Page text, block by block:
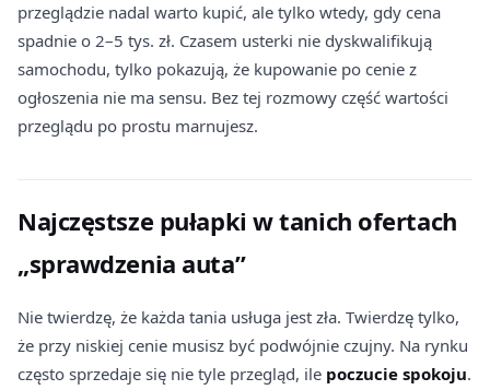
przeglądzie nadal warto kupić, ale tylko wtedy, gdy cena
spadnie o 2–5 tys. zł. Czasem usterki nie dyskwalifikują
samochodu, tylko pokazują, że kupowanie po cenie z
ogłoszenia nie ma sensu. Bez tej rozmowy część wartości
przeglądu po prostu marnujesz.
Najczęstsze pułapki w tanich ofertach
„sprawdzenia auta”
Nie twierdzę, że każda tania usługa jest zła. Twierdzę tylko,
że przy niskiej cenie musisz być podwójnie czujny. Na rynku
często sprzedaje się nie tyle przegląd, ile poczucie spokoju.